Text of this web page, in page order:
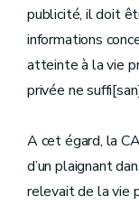
publicité, il doit
informations
atteinte à la vie
privée ne
A cet égard, la
d’un plaignant
relevait de la vie